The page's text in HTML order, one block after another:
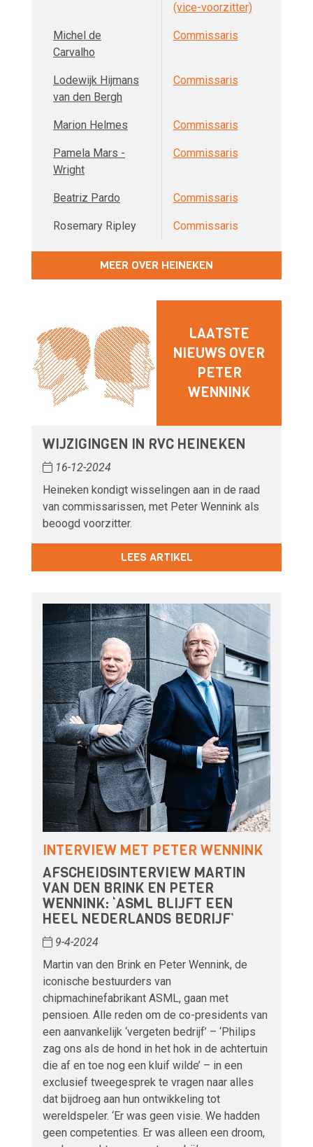
(vice-voorzitter)
Michel de
Carvalho
Commissaris
Lodewijk Hijmans
van den Bergh
Commissaris
Marion Helmes Commissaris
Pamela Mars -
Wright
Commissaris
Beatriz Pardo Commissaris
Rosemary Ripley Commissaris
MEER OVER HEINEKEN
LAATSTE
NIEUWS OVER
PETER
WENNINK
WIJZIGINGEN IN RVC HEINEKEN
16-12-2024
Heineken kondigt wisselingen aan in de raad
van commissarissen, met Peter Wennink als
beoogd voorzitter.
LEES ARTIKEL
INTERVIEW MET PETER WENNINK
AFSCHEIDSINTERVIEW MARTIN
VAN DEN BRINK EN PETER
WENNINK: ‘ASML BLIJFT EEN
HEEL NEDERLANDS BEDRIJF’
9-4-2024
Martin van den Brink en Peter Wennink, de
iconische bestuurders van
chipmachinefabrikant ASML, gaan met
pensioen. Alle reden om de co-presidents van
een aanvankelijk ‘vergeten bedrijf’ – ‘Philips
zag ons als de hond in het hok in de achtertuin
die af en toe nog een kluif wilde’ – in een
exclusief tweegesprek te vragen naar alles
dat bijdroeg aan hun ontwikkeling tot
wereldspeler. ‘Er was geen visie. We hadden
geen competenties. Er was alleen een droom,